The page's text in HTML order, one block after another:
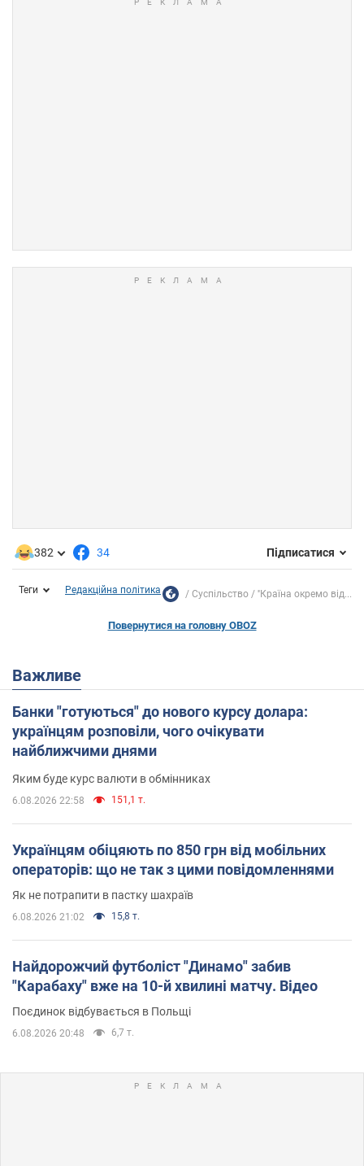
382 34 Підписатися
Теги Редакційна політика Суспільство ''Країна окремо від...
Повернутися на головну OBOZ
Важливе
Банки "готуються" до нового курсу долара:
українцям розповіли, чого очікувати
найближчими днями
Яким буде курс валюти в обмінниках
6.08.2026 22:58 151,1 т.
Українцям обіцяють по 850 грн від мобільних
операторів: що не так з цими повідомленнями
Як не потрапити в пастку шахраїв
6.08.2026 21:02 15,8 т.
Найдорожчий футболіст "Динамо" забив
"Карабаху" вже на 10-й хвилині матчу. Відео
Поєдинок відбувається в Польщі
6.08.2026 20:48 6,7 т.